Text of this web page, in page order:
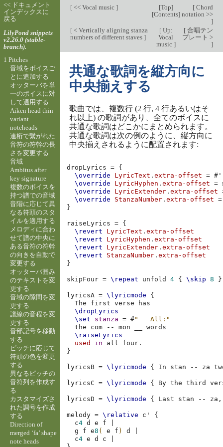
[<< Vocal music ] [Top]
[Contents]
[Chord
notation >>
]
[< Vertically aligning stanza
numbers of different staves ]
[Up:
Vocal
music ]
[合唱テン
プレート >
]
共通な歌詞を縦方向に
中央揃えする
歌曲では、複数行 (2 行, 4 行あるいはそ
れ以上) の歌詞があり、全てのボイスに
共通な歌詞はどこかにまとめられます。
共通な歌詞は次の例のように、縦方向に
中央揃えされるように配置されます:
dropLyrics = {
\override
LyricText .extra-offset = # '
\override
LyricHyphen .extra-offset =
\override
LyricExtender .extra-offset
\override
StanzaNumber .extra-offset
=
}
raiseLyrics = {
\revert
LyricText .extra-offset
\revert
LyricHyphen .extra-offset
\revert
LyricExtender .extra-offset
\revert
StanzaNumber .extra-offset
}
skipFour = \repeat unfold 4 { \skip 8 }
lyricsA = \lyricmode
{
The
first verse
\dropLyrics
\set
stanza = #"   All:"
the
com -- mon
\raiseLyrics
used
in all four .
}
lyricsB = \lyricmode { In stan -- za
lyricsC = \lyricmode { By the third
lyricsD = \lyricmode { Last stan -- za ,
melody = \relative c'
{
c4 d e f
g
f e8 ( e f ) d
c4 e d c
<< ドキュメント
インデックスに
戻る
LilyPond snippets
v2.26.0 (stable-
branch).
1 Pitches
音域をボイスご
とに追加する
オッターバを単
一のボイスに対
して適用する
Aiken head thin
variant
noteheads
連桁で繋がれた
音符の符幹の長
さを変更する
音域
Ambitus after
key signature
複数のボイスを
持つ譜での音域
音階に応じて異
なる符頭のスタ
イルを適用する
メロディに合わ
せて譜の中央に
ある音符の符幹
の向きを自動で
変更する
オッターバ囲み
のテキストを変
更する
音域の隙間を変
更する
譜線の音程を変
更する
音部記号を移動
する
ピッチに応じて
符頭の色を変更
する
異なるピッチの
音符列を作成す
る
カスタマイズさ
れた調号を作成
する
Direction of
merged ‘fa’ shape
note heads